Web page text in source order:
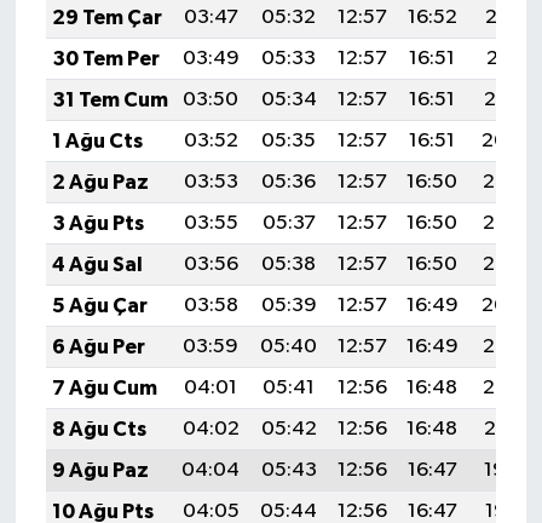
29 Tem Çar
03:47 05:32 12:57 16:52
20:12
30 Tem Per
03:49 05:33 12:57 16:51
20:11
31 Tem Cum
03:50 05:34 12:57 16:51
20:10
1 Ağu Cts
03:52 05:35 12:57 16:51
20:09
2 Ağu Paz
03:53 05:36 12:57 16:50
20:08
3 Ağu Pts
03:55 05:37 12:57 16:50
20:07
4 Ağu Sal
03:56 05:38 12:57 16:50
20:05
5 Ağu Çar
03:58 05:39 12:57 16:49
20:04
6 Ağu Per
03:59 05:40 12:57 16:49
20:03
7 Ağu Cum
04:01 05:41 12:56 16:48
20:02
8 Ağu Cts
04:02 05:42 12:56 16:48
20:01
9 Ağu Paz
04:04 05:43 12:56 16:47
19:59
10 Ağu Pts
04:05 05:44 12:56 16:47
19:58